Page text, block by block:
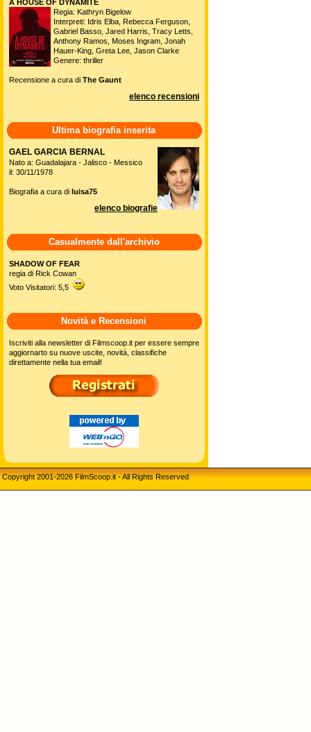
A HOUSE OF DYNAMITE
Regia: Kathryn Bigelow
Interpreti: Idris Elba, Rebecca Ferguson,
Gabriel Basso, Jared Harris, Tracy Letts,
Anthony Ramos, Moses Ingram, Jonah
Hauer-King, Greta Lee, Jason Clarke
Genere: thriller
Recensione a cura di The Gaunt
elenco recensioni
Ultima biografia inserita
GAEL GARCIA BERNAL
Nato a: Guadalajara - Jalisco - Messico
il: 30/11/1978
Biografia a cura di luisa75
elenco biografie
Casualmente dall'archivio
SHADOW OF FEAR
regia di Rick Cowan
Voto Visitatori: 5,5
Novità e Recensioni
Iscriviti alla newsletter di Filmscoop.it per essere sempre
aggiornarto su nuove uscite, novità, classifiche
direttamente nella tua email!
Copyright 2001-2026 FilmScoop.it - All Rights Reserved